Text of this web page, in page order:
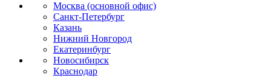
Москва (основной офис)
Санкт-Петербург
Казань
Нижний Новгород
Екатеринбург
Новосибирск
Краснодар